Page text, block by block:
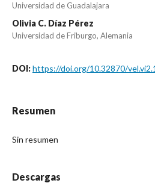
Universidad de Guadalajara
Olivia C. Díaz Pérez
Universidad de Friburgo, Alemania
DOI:https://doi.org/10.32870/
Resumen
Sin resumen
Descargas